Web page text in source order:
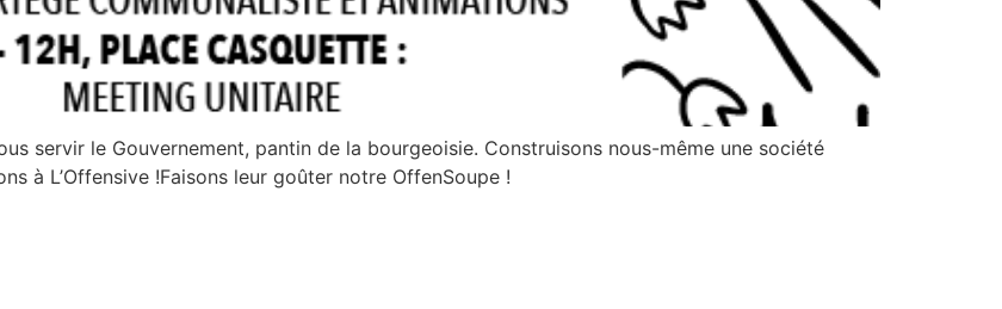
servir le Gouvernement, pantin de la bourgeoisie. Construisons nous-même une société
à L’Offensive !Faisons leur goûter notre OffenSoupe !